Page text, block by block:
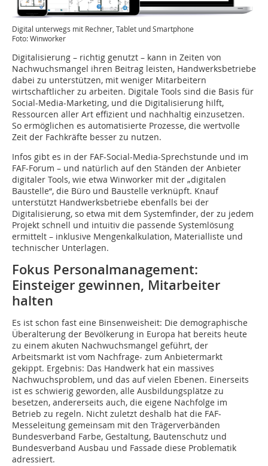
Digital unterwegs mit Rechner, Tablet und Smartphone
Foto: Winworker
Digitalisierung – richtig genutzt – kann in Zeiten von
Nachwuchsmangel ihren Beitrag leisten, Handwerksbetriebe
dabei zu unterstützen, mit weniger Mitarbeitern
wirtschaftlicher zu arbeiten. Digitale Tools sind die Basis für
Social-Media-Marketing, und die Digitalisierung hilft,
Ressourcen aller Art effizient und nachhaltig einzusetzen.
So ermöglichen es automatisierte Prozesse, die wertvolle
Zeit der Fachkräfte besser zu nutzen.
Infos gibt es in der FAF-Social-Media-Sprechstunde und im
FAF-Forum – und natürlich auf den Ständen der Anbieter
digitaler Tools, wie etwa Winworker mit der „digitalen
Baustelle“, die Büro und Baustelle verknüpft. Knauf
unterstützt Handwerksbetriebe ebenfalls bei der
Digitalisierung, so etwa mit dem Systemfinder, der zu jedem
Projekt schnell und intuitiv die passende Systemlösung
ermittelt – inklusive Mengenkalkulation, Materialliste und
technischer Unterlagen.
Fokus Personalmanagement:
Einsteiger gewinnen, Mitarbeiter
halten
Es ist schon fast eine Binsenweisheit: Die demographische
Überalterung der Bevölkerung in Europa hat bereits heute
zu einem akuten Nachwuchsmangel geführt, der
Arbeitsmarkt ist vom Nachfrage- zum Anbietermarkt
gekippt. Ergebnis: Das Handwerk hat ein massives
Nachwuchsproblem, und das auf vielen Ebenen. Einerseits
ist es schwierig geworden, alle Ausbildungsplätze zu
besetzen, andererseits auch, die eigene Nachfolge im
Betrieb zu regeln. Nicht zuletzt deshalb hat die FAF-
Messeleitung gemeinsam mit den Trägerverbänden
Bundesverband Farbe, Gestaltung, Bautenschutz und
Bundesverband Ausbau und Fassade diese Problematik
adressiert.